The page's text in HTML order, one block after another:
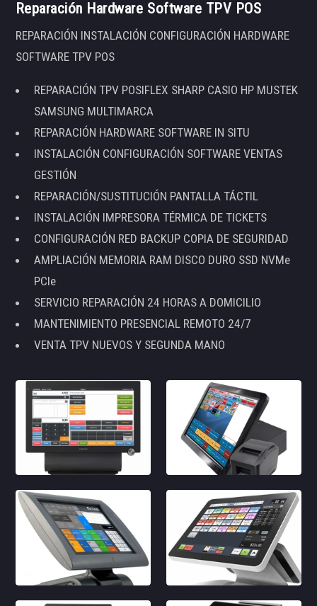
Reparación Hardware Software TPV POS
REPARACIÓN INSTALACIÓN CONFIGURACIÓN HARDWARE
SOFTWARE TPV POS
REPARACIÓN TPV POSIFLEX SHARP CASIO HP MUSTEK
SAMSUNG MULTIMARCA
REPARACIÓN HARDWARE SOFTWARE IN SITU
INSTALACIÓN CONFIGURACIÓN SOFTWARE VENTAS
GESTIÓN
REPARACIÓN/SUSTITUCIÓN PANTALLA TÁCTIL
INSTALACIÓN IMPRESORA TÉRMICA DE TICKETS
CONFIGURACIÓN RED BACKUP COPIA DE SEGURIDAD
AMPLIACIÓN MEMORIA RAM DISCO DURO SSD NVMe
PCIe
SERVICIO REPARACIÓN 24 HORAS A DOMICILIO
MANTENIMIENTO PRESENCIAL REMOTO 24/7
VENTA TPV NUEVOS Y SEGUNDA MANO